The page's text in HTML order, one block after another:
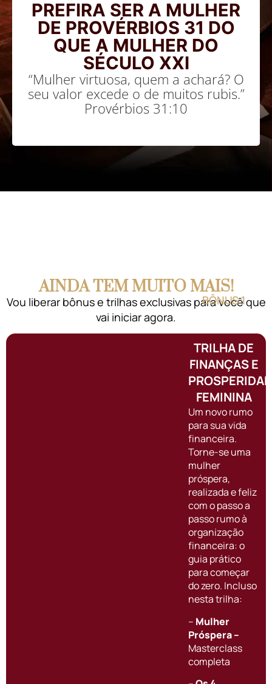
PREFIRA SER A MULHER
DE PROVÉRBIOS 31 DO
QUE A MULHER DO
SÉCULO XXI
“Mulher virtuosa, quem a achará? O
seu valor excede o de muitos rubis.”
Provérbios 31:10
AINDA TEM MUITO MAIS!
Vou liberar bônus e trilhas exclusivas para você que
vai iniciar agora.
BÔNUS 1
TRILHA DE
FINANÇAS E
FEMININA
Um novo rumo
para sua vida
financeira.
Torne-se uma
mulher
próspera,
realizada e feliz
com o passo a
passo rumo à
organização
financeira: o
guia prático
para começar
do zero. Incluso
nesta trilha:
– Mulher
Próspera–
Masterclass
completa